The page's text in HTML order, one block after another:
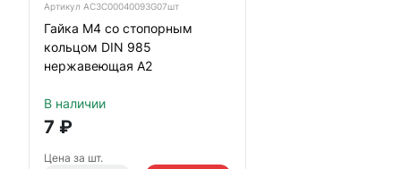
Артикул АС3C00040093G07шт
Гайка М4 со стопорным
кольцом DIN 985
нержавеющая А2
В наличии
7 ₽
Цена за шт.